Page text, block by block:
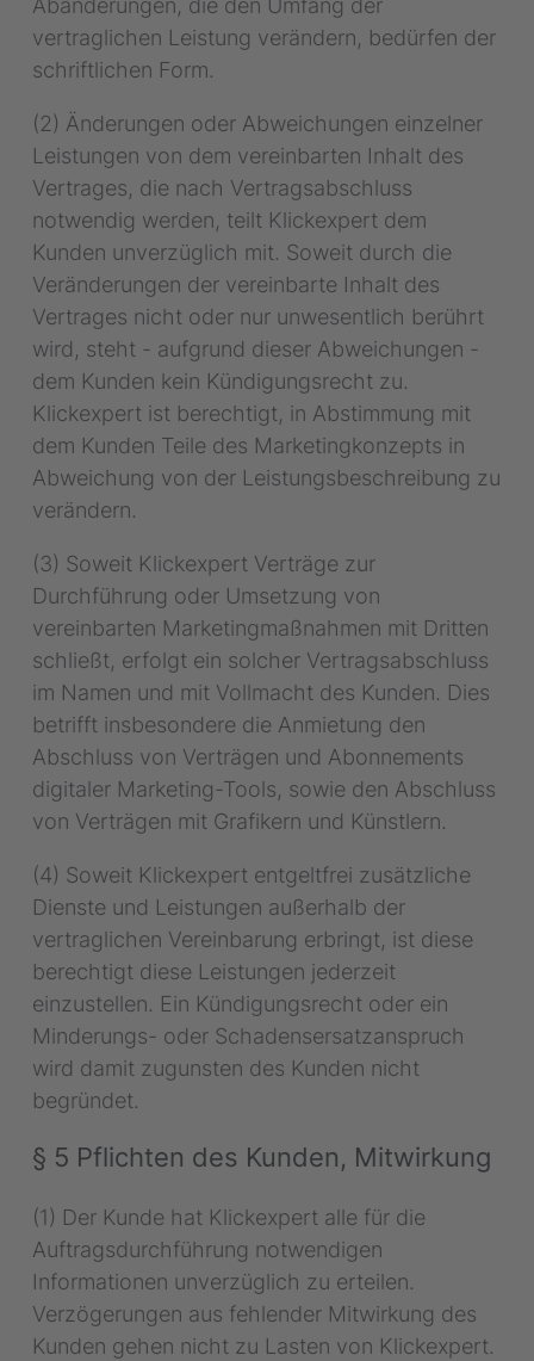
vertraglichen Leistung verändern, bedürfen der
schriftlichen Form.
(2) Änderungen oder Abweichungen einzelner
Leistungen von dem vereinbarten Inhalt des
Vertrages, die nach Vertragsabschluss
notwendig werden, teilt Klickexpert dem
Kunden unverzüglich mit. Soweit durch die
Veränderungen der vereinbarte Inhalt des
Vertrages nicht oder nur unwesentlich berührt
wird, steht - aufgrund dieser Abweichungen -
dem Kunden kein Kündigungsrecht zu.
Klickexpert ist berechtigt, in Abstimmung mit
dem Kunden Teile des Marketingkonzepts in
Abweichung von der Leistungsbeschreibung zu
verändern.
(3) Soweit Klickexpert Verträge zur
Durchführung oder Umsetzung von
vereinbarten Marketingmaßnahmen mit Dritten
schließt, erfolgt ein solcher Vertragsabschluss
im Namen und mit Vollmacht des Kunden. Dies
betrifft insbesondere die Anmietung den
Abschluss von Verträgen und Abonnements
digitaler Marketing-Tools, sowie den Abschluss
von Verträgen mit Grafikern und Künstlern.
(4) Soweit Klickexpert entgeltfrei zusätzliche
Dienste und Leistungen außerhalb der
vertraglichen Vereinbarung erbringt, ist diese
berechtigt diese Leistungen jederzeit
einzustellen. Ein Kündigungsrecht oder ein
Minderungs- oder Schadensersatzanspruch
wird damit zugunsten des Kunden nicht
begründet.
§ 5 Pflichten des Kunden, Mitwirkung
(1) Der Kunde hat Klickexpert alle für die
Auftragsdurchführung notwendigen
Informationen unverzüglich zu erteilen.
Verzögerungen aus fehlender Mitwirkung des
Kunden gehen nicht zu Lasten von Klickexpert.